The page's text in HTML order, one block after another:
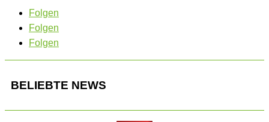
Folgen
Folgen
Folgen
BELIEBTE NEWS